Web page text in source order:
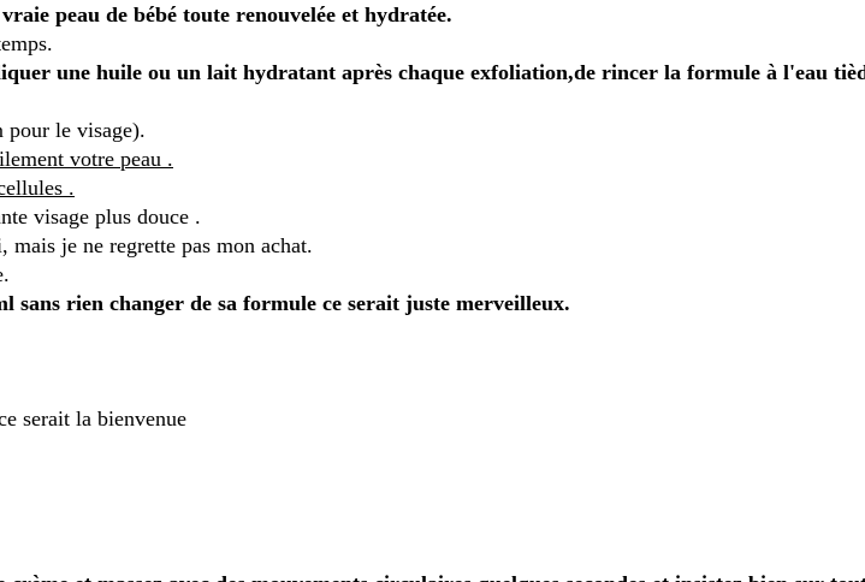
peau de bébé toute renouvelée et hydratée.
une huile ou un lait hydratant après chaque exfoliation,de rincer la formule à l'eau
pour le visage).
votre peau .
.
visage plus douce .
mais je ne regrette pas mon achat.
sans rien changer de sa formule ce serait juste merveilleux.
serait la bienvenue